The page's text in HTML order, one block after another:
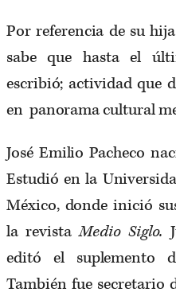
Por referencia de su
sabe que hasta el
escribió; actividad que
en panorama cultural
José Emilio Pacheco
Estudió en la
México, donde inició
la revistaMedio Siglo.
editó el suplemento
También fue secretario